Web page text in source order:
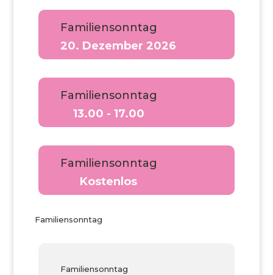
Familiensonntag
20. Dezember 2026
Familiensonntag
13.00 - 17.00
Familiensonntag
Kostenlos
Familiensonntag
Familiensonntag